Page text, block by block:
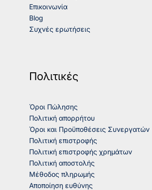
Επικοινωνία
Blog
Συχνές ερωτήσεις
Πολιτικές
Όροι Πώλησης
Πολιτική απορρήτου
Όροι και Προϋποθέσεις Συνεργατών
Πολιτική επιστροφής
Πολιτική επιστροφής χρημάτων
Πολιτική αποστολής
Μέθοδος πληρωμής
Αποποίηση ευθύνης